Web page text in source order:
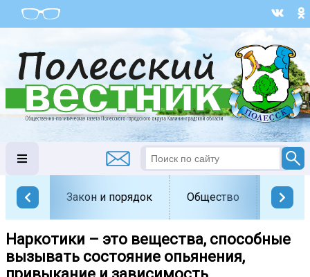
Закон и порядок Общество
Наркотики – это вещества, способные
вызывать состояние опьянения,
привыкание и зависимость.